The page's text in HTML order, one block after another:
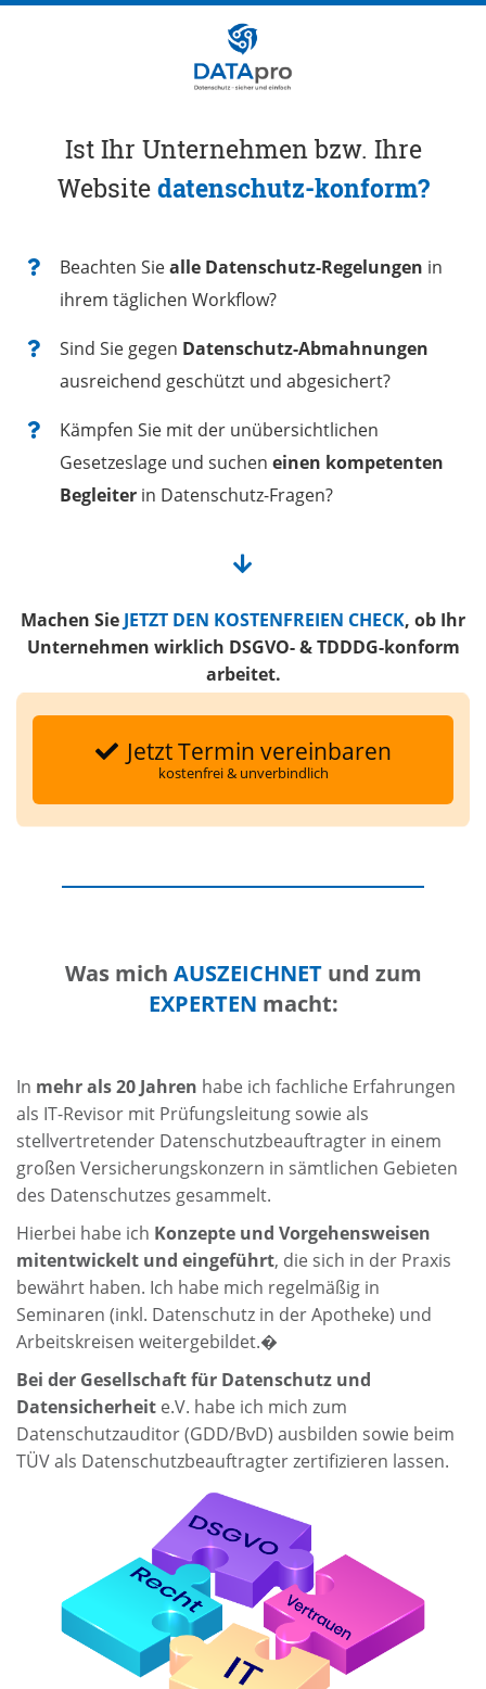
Ist Ihr Unternehmen bzw. Ihre
Websitedatenschutz-konform?
Beachten Siealle Datenschutz-Regelungen in
ihrem täglichen Workflow?
Sind Sie gegen Datenschutz-Abmahnungen
ausreichend geschützt und abgesichert?
Kämpfen Sie mit der unübersichtlichen
Gesetzeslage und suchen einen kompetenten
Begleiter in Datenschutz-Fragen?
Machen Sie JETZT DEN KOSTENFREIEN CHECK, ob Ihr
Unternehmen wirklich DSGVO- & TDDDG-konform
arbeitet.
Jetzt Termin vereinbaren
kostenfrei & unverbindlich
Was mich AUSZEICHNETund zum
EXPERTEN macht:
In mehr als 20 Jahren habe ich fachliche Erfahrungen
als IT-Revisor mit Prüfungsleitung sowie als
stellvertretender Datenschutzbeauftragter in einem
großen Versicherungskonzern in sämtlichen Gebieten
des Datenschutzes gesammelt.
Hierbei habe ich Konzepte und Vorgehensweisen
mitentwickelt und eingeführt, die sich in der Praxis
bewährt haben. Ich habe mich regelmäßig in
Seminaren (inkl. Datenschutz in der Apotheke) und
Arbeitskreisen weitergebildet.�
Bei der Gesellschaft für Datenschutz und
Datensicherheit e.V. habe ich mich zum
Datenschutzauditor (GDD/BvD) ausbilden sowie beim
TÜV als Datenschutzbeauftragter zertifizieren lassen.